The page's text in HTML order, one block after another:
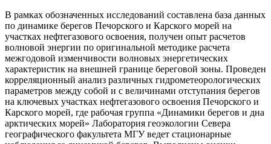
В рамках обозначенных исследований составлена база данных
по динамике берегов Печoрского и Карского морей на
участках нефтегазового освоения, получен опыт расчетов
волновой энергии по оригинальной методике расчета
межгодовой изменчивости волновых энергетических
характеристик на внешней границе береговой зоны. Проведен
корреляционный анализ различных гидрометеорологических
параметров между собой и с величинами отступания берегов
на ключевых участках нефтегазового освоения Печорского и
Карского морей, где рабочая группа «Динамики берегов и дна
арктических морей» Лаборатория геоэкологии Севера
географического факультета МГУ ведет стационарные